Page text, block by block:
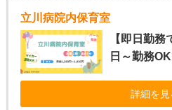
立川病院内保育室
【即日勤
日～勤務
詳細を見